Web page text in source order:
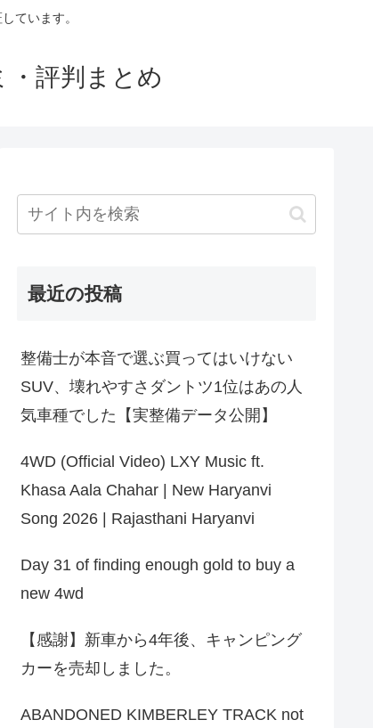
ています。
・評判まとめ
最近の投稿
整備士が本音で選ぶ買ってはいけない
SUV、壊れやすさダントツ1位はあの人
気車種でした【実整備データ公開】
4WD (Official Video) LXY Music ft.
Khasa Aala Chahar | New Haryanvi
Song 2026 | Rajasthani Haryanvi
Day 31 of finding enough gold to buy a
new 4wd
【感謝】新車から4年後、キャンピング
カーを売却しました。
ABANDONED KIMBERLEY TRACK not